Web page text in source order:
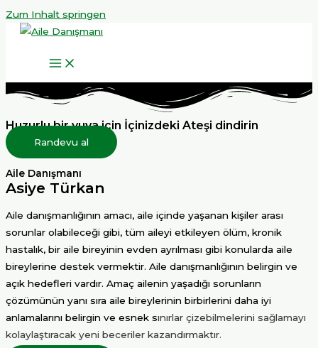
Zum Inhalt springen
Huzurlu bir yuva için İçinizdeki Ateşi dindirin
Randevu al
Aile Danışmanı
Asiye Türkan
Aile danışmanlığının amacı, aile içinde yaşanan kişiler arası
sorunlar olabileceği gibi, tüm aileyi etkileyen ölüm, kronik
hastalık, bir aile bireyinin evden ayrılması gibi konularda aile
bireylerine destek vermektir. Aile danışmanlığının belirgin ve
açık hedefleri vardır. Amaç ailenin yaşadığı sorunların
çözümünün yanı sıra aile bireylerinin birbirlerini daha iyi
anlamalarını belirgin ve esnek sınırlar çizebilmelerini sağlamayı
kolaylaştıracak yeni beceriler kazandırmaktır.